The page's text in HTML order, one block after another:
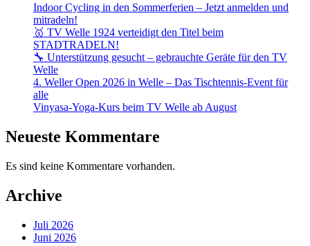
Indoor Cycling in den Sommerferien – Jetzt anmelden und
mitradeln!
🥇 TV Welle 1924 verteidigt den Titel beim
STADTRADELN!
🔧 Unterstützung gesucht – gebrauchte Geräte für den TV
Welle
4. Weller Open 2026 in Welle – Das Tischtennis-Event für
alle
Vinyasa-Yoga-Kurs beim TV Welle ab August
Neueste Kommentare
Es sind keine Kommentare vorhanden.
Archive
Juli 2026
Juni 2026